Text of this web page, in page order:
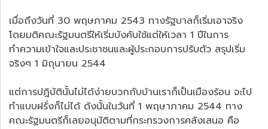
เมื่อถึงวันที่ 30 พฤษภาคม 2543 ทางรัฐบาลก็เริ่มเอาจริง
โดยมติคณะรัฐมนตรีให้เริ่มบังคับใช้แต่ให้เวลา 1 ปีในการ
ทำความเข้าใจและประชาชนและผู้ประกอบการปรับตัว สรุปเริ่ม
จริงๆ 1 มิถุนายน 2544
แต่การปฎิบัตินั้นไม่ได้ง่ายบวกกับบ้านเราก็เป็นเมืองร้อน จะไป
ทำแบบฝรั่งก็ไม่ได้ ดังนั้นในวันที่ 1 พฤษาภาคม 2544 ทาง
คณะรัฐมนตรีก็เลยอนุมัติตามที่กระทรวงการคลังเสนอ คือ